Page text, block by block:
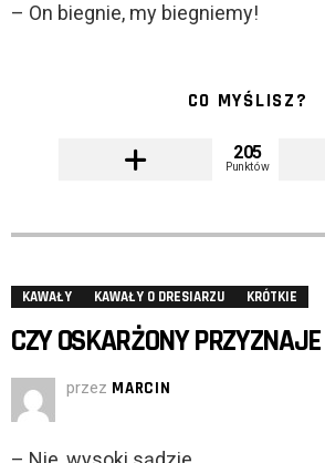
– On biegnie, my biegniemy!
CO MYŚLISZ?
205
Punktów
KAWAŁY KAWAŁY O DRESIARZU KRÓTKIE
CZY OSKARŻONY
przez MARCIN